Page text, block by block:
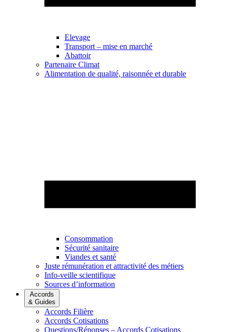
Elevage
Transport – mise en marché
Abattoir
Partenaire Climat
Alimentation de qualité, raisonnée et durable
Consommation
Sécurité sanitaire
Viandes et santé
Juste rémunération et attractivité des métiers
Info-veille scientifique
Sources d’information
Accords
& Guides
Accords Filière
Accords Cotisations
Questions/Réponses – Accords Cotisations